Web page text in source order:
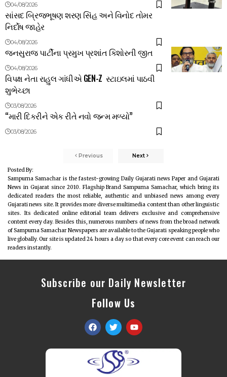
04/08/2026
સાંસદ બ્રિજભૂષણ શરણ સિંહ અને વિનોદ તોમર
નિર્દોષ જાહેર
04/08/2026
જનસુરાજ પાર્ટીના પ્રમુખ પ્રશાંત કિશોરની જીત
04/08/2026
વિપક્ષ નેતા રાહુલ ગાંધીએ GEN-Z સ્ટાઇલમાં પાઠવી
શુભેચ્છા
03/08/2026
“મારી દિકરીને એક રીતે નવો જન્મ મળ્યો”
03/08/2026
Previous Next
Posted By:
Sampurna Samachar is the fastest-growing Daily Gujarati news Paper and Gujarati
News in Gujarat since 2010. Flagship Brand Sampurna Samachar, which bring its
dedicated readers the most reliable, authentic and unbiased news among every
Gujarati news site. It provides more diverse multimedia content than other linguistic
sites. Its dedicated online editorial team delivers exclusive and comprehensive
content every day. Besides this, numerous numbers of news from the broad network
of Sampurna Samachar Newspapers are available to the Gujarati speaking people who
live globally. Our site is updated 24 hours a day so that every core event can reach our
readers instantly.
Subscribe our Daily Newsletter
Follow Us